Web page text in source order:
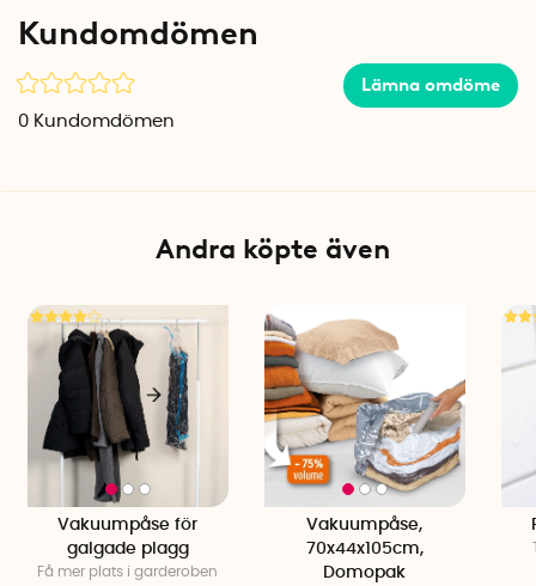
från golvet.
Specifikationer
Mått: 9 x 12 x 25 cm (bredd x höjd x djup)
Material: Stål
Kundomdömen
Lämna omdöme
0 Kundomdömen
Andra köpte även
Vakuumpåse för
galgade plagg
Få mer plats i garderoben
Vakuumpåse,
70x44x105cm,
Domopak